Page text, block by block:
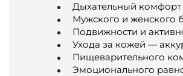
Дыхательный комфорт
Мужского и женского
Подвижности и
Ухода за кожей —
Пищеварительного
Эмоционального